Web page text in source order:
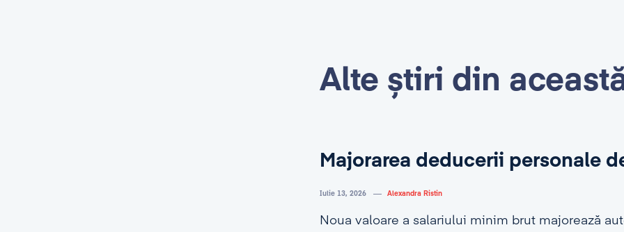
Alte știri din
Majorarea deducerii personale
Iulie 13, 2026 Alexandra Ristin
Noua valoare a salariului minim brut majorează